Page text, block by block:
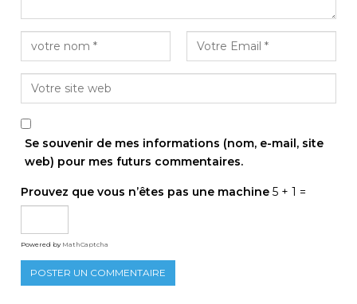
Se souvenir de mes informations (nom, e-mail, site
web) pour mes futurs commentaires.
Prouvez que vous n’êtes pas une machine 5 + 1 =
Powered by MathCaptcha